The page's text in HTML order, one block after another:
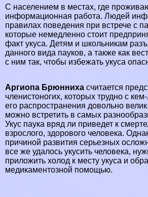
С населением в местах, где
информационная работа. Людей
правилах поведения при встрече с
которые немедленно стоит
факт укуса. Детям и школьникам
данного вида пауков, а также как
с ним так, чтобы избежать укуса
Аргиопа Брюнниха считается
члeнистоногих, которых трудно с
его распространения довольно
можно встретить в самых
Укус паука вряд ли приведет к
взрослого, здорового человека.
причиной развития серьезных
все же удалось укусить человека,
приложить холод к месту укуса и
медикаментозной помощью.